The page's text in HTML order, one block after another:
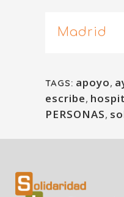
Madrid
TAGS: apoyo,
escribe,
PERSONAS,